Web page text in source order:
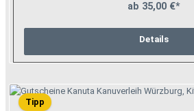
ab 35,00 €*
Details
Tipp